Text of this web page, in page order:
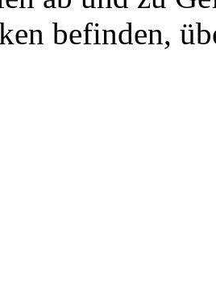
befinden,